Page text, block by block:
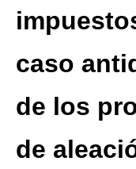
caso
de los
de